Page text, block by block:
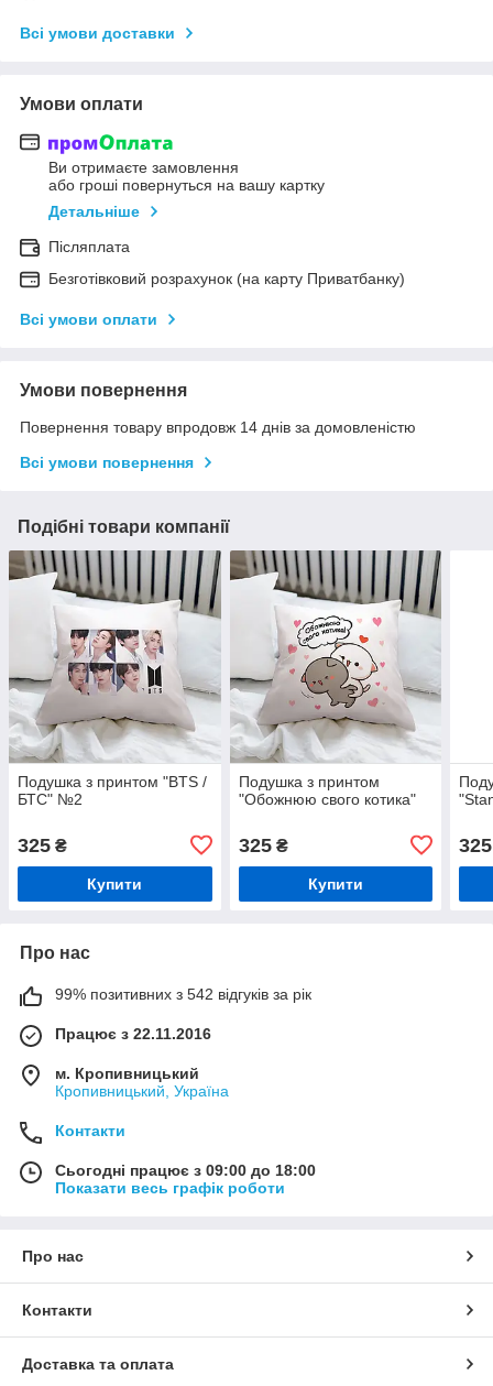
Всі умови доставки
Умови оплати
Ви отримаєте замовлення
або гроші повернуться на вашу картку
Детальніше
Післяплата
Безготівковий розрахунок (на карту Приватбанку)
Всі умови оплати
Умови повернення
Повернення товару впродовж 14 днів за домовленістю
Всі умови повернення
Подібні товари компанії
Подушка з принтом "BTS /
БТС" №2
325 ₴
Купити
Подушка з принтом
"Обожнюю свого котика"
325₴
Купити
325
Про нас
99% позитивних з 542 відгуків за рік
Працює з 22.11.2016
м. Кропивницький
Кропивницький, Україна
Контакти
Сьогодні працює з 09:00 до 18:00
Показати весь графік роботи
Про нас
Контакти
Доставка та оплата